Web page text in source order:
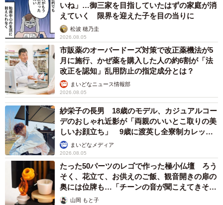
いね」…御三家を目指していたはずの家庭が消
えていく 限界を迎えた子を目の当りに
松波 穂乃圭
2026.08.05
市販薬のオーバードーズ対策で改正薬機法が5
月に施行、かぜ薬を購入した人の約6割が「法
改正を認知」乱用防止の指定成分とは？
まいどなニュース情報部
2026.08.05
紗栄子の長男 18歳のモデル、カジュアルコー
デのおしゃれ近影が「両親のいいとこ取りの美
しいお顔立ち」 9歳に渡英し全寮制カレッジ
で学ぶまいどなメディア
2026.08.05
たった50パーツのレゴで作った極小仏壇 ろう
そく、花立て、お供えのご飯、観音開きの扉の
奥には位牌も…「チーンの音が聞こえてきそ
う」山岡 もと子